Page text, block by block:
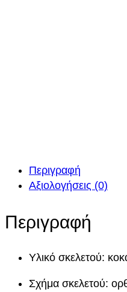
Περιγραφή
Αξιολογήσεις (0)
Περιγραφή
Υλικό σκελετού:
Σχήμα σκελετού: